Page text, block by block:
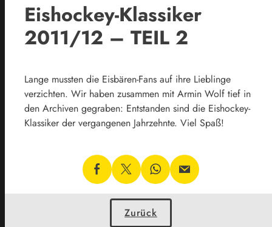
Eishockey-Klassiker
2011/12 – TEIL 2
Lange mussten die Eisbären-Fans auf ihre Lieblinge
verzichten. Wir haben zusammen mit Armin Wolf tief in
den Archiven gegraben: Entstanden sind die Eishockey-
Klassiker der vergangenen Jahrzehnte. Viel Spaß!
Zurück